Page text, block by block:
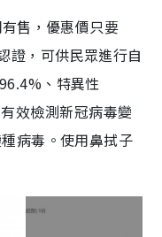
售，優惠價只要
證，可供民眾進行自
、特異性
效檢測新冠病毒變
病毒。使用鼻拭子